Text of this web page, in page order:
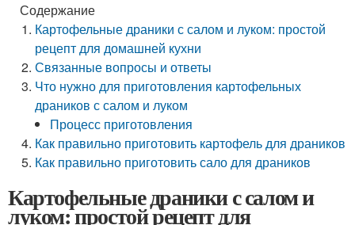
Содержание
Картофельные драники с салом и луком: простой
рецепт для домашней кухни
Связанные вопросы и ответы
Что нужно для приготовления картофельных
драников с салом и луком
Процесс приготовления
Как правильно приготовить картофель для драников
Как правильно приготовить сало для драников
Картофельные драники с салом и
луком: простой рецепт для